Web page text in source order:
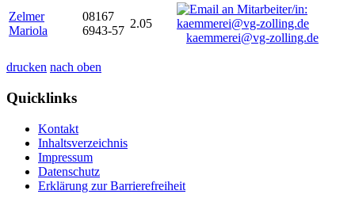
Zelmer
Mariola
08167
6943-57
2.05
kaemmerei@vg-zolling.de
drucken nach oben
Quicklinks
Kontakt
Inhaltsverzeichnis
Impressum
Datenschutz
Erklärung zur Barrierefreiheit